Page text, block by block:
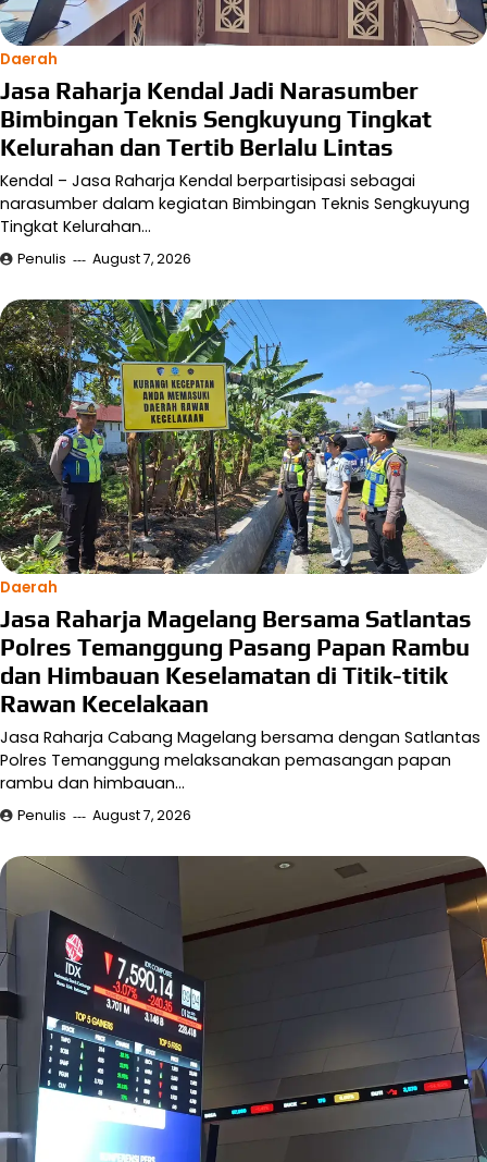
Daerah
Jasa Raharja Kendal Jadi Narasumber
Bimbingan Teknis Sengkuyung Tingkat
Kelurahan dan Tertib Berlalu Lintas
Kendal – Jasa Raharja Kendal berpartisipasi sebagai
narasumber dalam kegiatan Bimbingan Teknis Sengkuyung
Tingkat Kelurahan…
Penulis August 7, 2026
Daerah
Jasa Raharja Magelang Bersama Satlantas
Polres Temanggung Pasang Papan Rambu
dan Himbauan Keselamatan di Titik-titik
Rawan Kecelakaan
Jasa Raharja Cabang Magelang bersama dengan Satlantas
Polres Temanggung melaksanakan pemasangan papan
rambu dan himbauan…
Penulis August 7, 2026